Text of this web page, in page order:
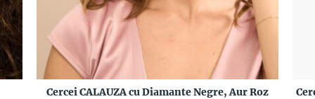
Cercei CALAUZA cu Diamante Negre, Aur Roz